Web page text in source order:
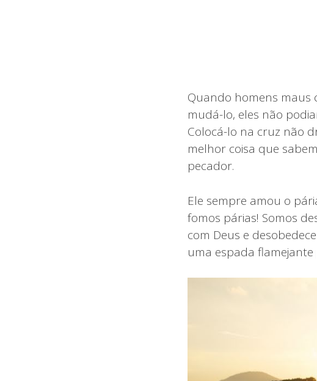
Quando homens maus
mudá-lo, eles não
Colocá-lo na cruz não
melhor coisa que
pecador.
Ele sempre amou o
fomos párias! Somos
com Deus e
uma espada